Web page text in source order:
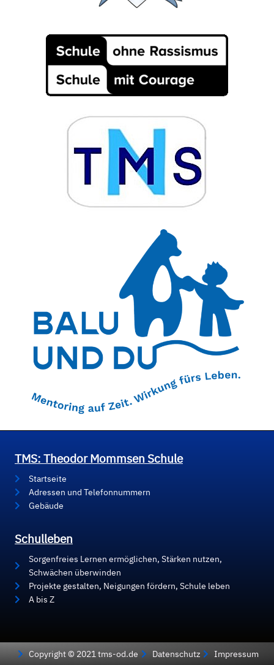
TMS: Theodor Mommsen Schule
Startseite
Adressen und Telefonnummern
Gebäude
Schulleben
Sorgenfreies Lernen ermöglichen, Stärken nutzen,
Schwächen überwinden
Projekte gestalten, Neigungen fördern, Schule leben
A bis Z
Copyright © 2021 tms-od.de Datenschutz Impressum